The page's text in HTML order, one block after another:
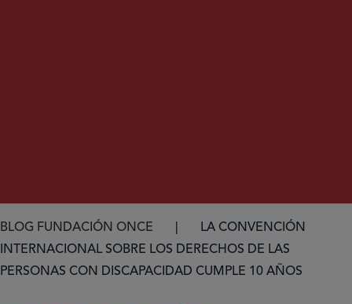
Ruta de navegación
BLOG FUNDACIÓN ONCE
LA CONVENCIÓN
INTERNACIONAL SOBRE LOS DERECHOS DE LAS
PERSONAS CON DISCAPACIDAD CUMPLE 10 AÑOS